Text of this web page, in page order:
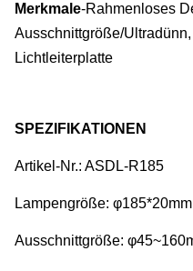
Merkmale-Rahmenloses
Ausschnittgröße/
Lichtleiterplatte
SPEZIFIKATIONEN
Artikel-Nr.: ASDL-R185
Lampengröße: φ185*20mm
Ausschnittgröße: